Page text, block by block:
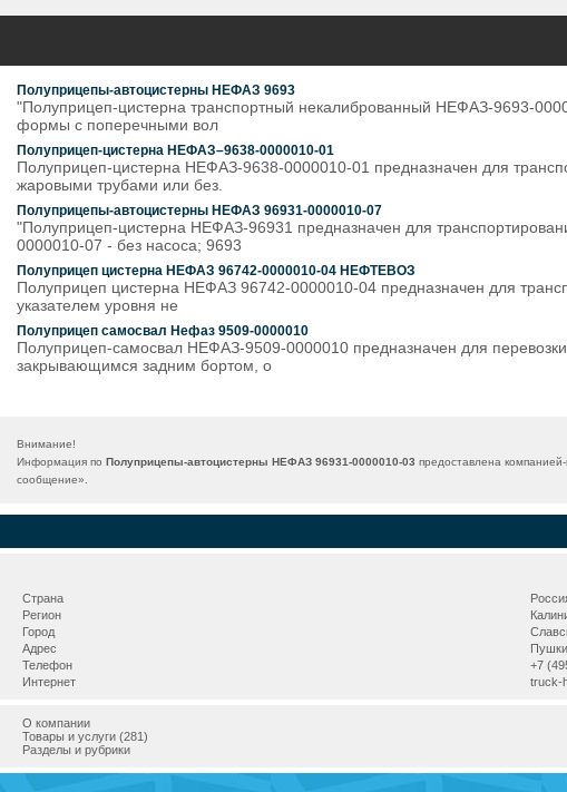
Полуприцепы-автоцистерны НЕФАЗ 9693
"Полуприцеп-цистерна транспортный некалиброванный НЕФАЗ-9693-
формы с поперечными вол
Полуприцеп-цистерна НЕФАЗ–9638-0000010-01
Полуприцеп-цистерна НЕФАЗ-9638-0000010-01 предназначен для
жаровыми трубами или без.
Полуприцепы-автоцистерны НЕФАЗ 96931-0000010-07
"Полуприцеп-цистерна НЕФАЗ-96931 предназначен для
0000010-07 - без насоса; 9693
Полуприцеп цистерна НЕФАЗ 96742-0000010-04 НЕФТЕВОЗ
Полуприцеп цистерна НЕФАЗ 96742-0000010-04 предназначен для
указателем уровня не
Полуприцеп самосвал Нефаз 9509-0000010
Полуприцеп-самосвал НЕФАЗ-9509-0000010 предназначен для
закрывающимся задним бортом, о
Внимание!
Информация по Полуприцепы-автоцистерны НЕФАЗ 96931-0000010-03 предоставлена
сообщение».
Страна
Регион
Город
Адрес
Телефон
+7
Интернет
truck-
О компании
Товары и услуги (281)
Разделы и рубрики